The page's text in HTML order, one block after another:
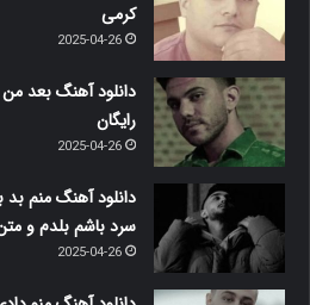
کرمی
2025-04-26
دانلود آهنگ بعد
رایگان
2025-04-26
دانلود آهنگ منم بد
سرد باشم بلدم و
2025-04-26